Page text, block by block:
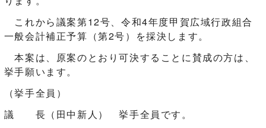
これから議案第12号、令和4年度甲賀広域行政組合
一般会計補正予算（第2号）を採決します。
本案は、原案のとおり可決することに賛成の方は、
挙手願います。
（挙手全員）
議 長（田中新人） 挙手全員です。